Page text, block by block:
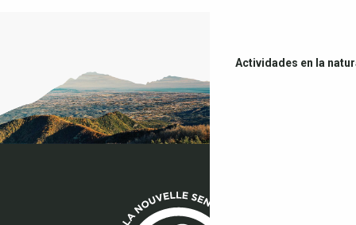
Actividades en la